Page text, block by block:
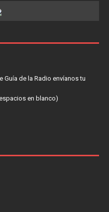
de la Radio envíanos tu
en blanco)